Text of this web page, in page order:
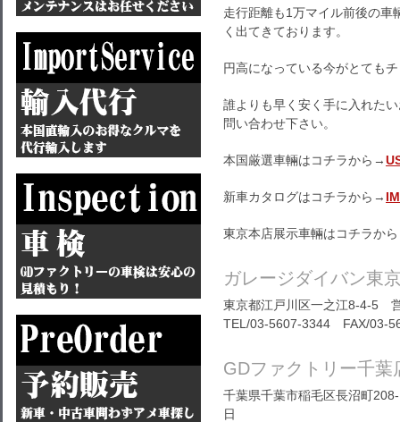
走行距離も1万マイル前後の車
く出てきております。
円高になっている今がとても
誰よりも早く安く手に入れた
問い合わせ下さい。
本国厳選車輛はコチラから→
新車カタログはコチラから→
東京本店展示車輛はコチラか
ガレージダイバン東
東京都江戸川区一之江8-4-5
TEL/03-5607-3344 FAX/03-
GDファクトリー千葉
千葉県千葉市稲毛区長沼町
日